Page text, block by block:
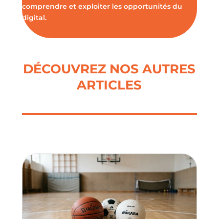
comprendre et exploiter les opportunités du
digital.
DÉCOUVREZ NOS AUTRES
ARTICLES